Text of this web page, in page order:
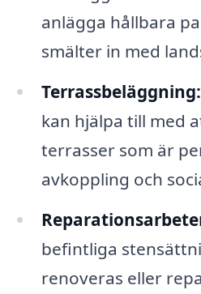
anlägga hållbara
smälter in med
Terrassbeläggning:
kan hjälpa till med
terrasser som är
avkoppling och
befintliga
renoveras eller